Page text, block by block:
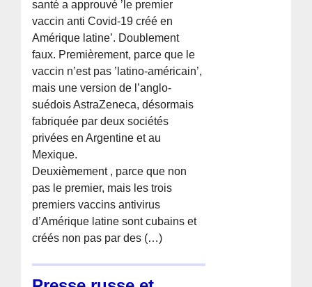
santé a approuvé ’le premier
vaccin anti Covid-19 créé en
Amérique latine’. Doublement
faux. Premièrement, parce que le
vaccin n’est pas ’latino-américain’,
mais une version de l’anglo-
suédois AstraZeneca, désormais
fabriquée par deux sociétés
privées en Argentine et au
Mexique.
Deuxièmement , parce que non
pas le premier, mais les trois
premiers vaccins antivirus
d’Amérique latine sont cubains et
créés non pas par des (…)